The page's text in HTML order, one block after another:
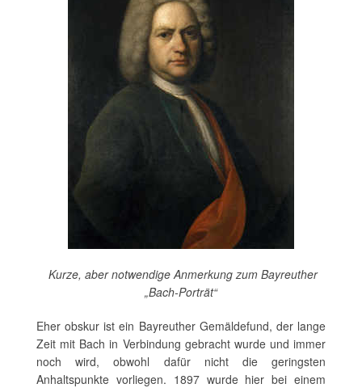
Kurze, aber notwendige Anmerkung zum Bayreuther
„Bach-Porträt“
Eher obskur ist ein Bayreuther Gemäldefund, der lange
Zeit mit Bach in Verbindung gebracht wurde und immer
noch wird, obwohl dafür nicht die geringsten
Anhaltspunkte vorliegen. 1897 wurde hier bei einem